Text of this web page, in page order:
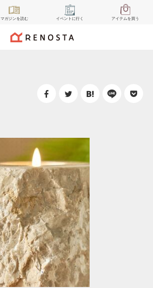
マガジンを読む イベント に行く アイテムを買う